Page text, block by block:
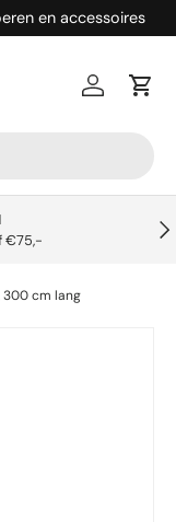
en accessoires
Inloggen
€75,-
300 cm lang